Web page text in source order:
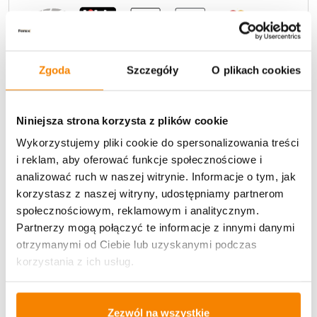
Zgoda Szczegóły O plikach cookies
Niniejsza strona korzysta z plików cookie
Wykorzystujemy pliki cookie do spersonalizowania treści
i reklam, aby oferować funkcje społecznościowe i
analizować ruch w naszej witrynie. Informacje o tym, jak
korzystasz z naszej witryny, udostępniamy partnerom
społecznościowym, reklamowym i analitycznym.
Partnerzy mogą połączyć te informacje z innymi danymi
otrzymanymi od Ciebie lub uzyskanymi podczas
korzystania z ich usług.
Zezwól na wszystkie
hurtowniiPrzejdź do hurtowni B2B
Opis produktu
Specyfikacja
Opinie klientów